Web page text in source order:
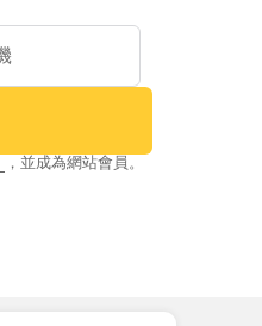
，並成為網站會員。